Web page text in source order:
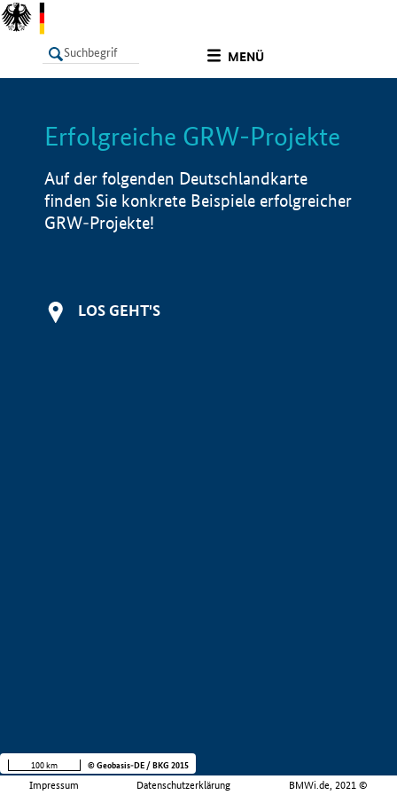
MENÜ
LISTE Info
Erfolgreiche GRW-Projekte
Auf der folgenden Deutschlandkarte
finden Sie konkrete Beispiele erfolgreicher
GRW-Projekte!
LOS GEHT'S
Impressum Datenschutzerklärung BMWi.de, 2021 ©
100 km © Geobasis-DE / BKG 2015